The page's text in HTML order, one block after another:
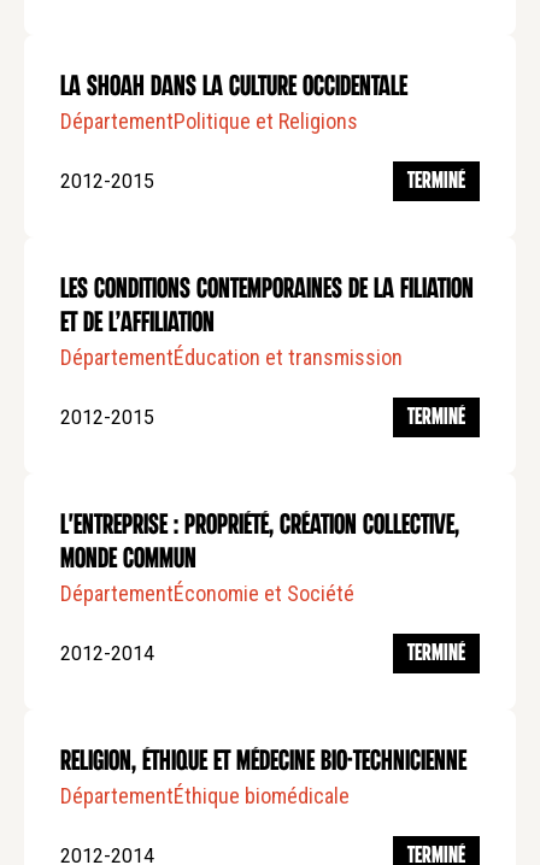
La shoah dans la culture occidentale
DépartementPolitique et Religions
2012-2015 TERMINÉ
Les Conditions Contemporaines de la Filiation
et de l’Affiliation
DépartementÉducation et transmission
2012-2015 TERMINÉ
L'entreprise : propriété, création collective,
monde commun
DépartementÉconomie et Société
2012-2014 TERMINÉ
Religion, éthique et médecine bio-technicienne
DépartementÉthique biomédicale
2012-2014 TERMINÉ